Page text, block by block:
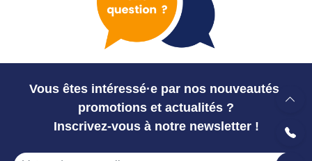
Vous êtes intéressé·e par nos nouveautés,
promotions et actualités ?
Inscrivez-vous à notre newsletter !